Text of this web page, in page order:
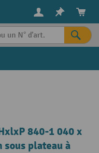
840-1 040 x
sous plateau à